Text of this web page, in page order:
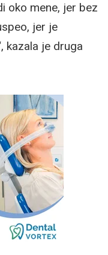
oko mene, jer bez
jer je
kazala je druga